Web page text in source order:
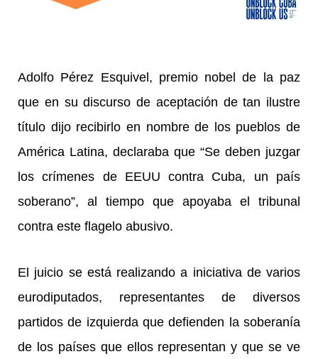
Adolfo Pérez Esquivel, premio nobel de la paz
que en su discurso de aceptación de tan ilustre
título dijo recibirlo en nombre de los pueblos de
América Latina, declaraba que “Se deben juzgar
los crímenes de EEUU contra Cuba, un país
soberano”, al tiempo que apoyaba el tribunal
contra este flagelo abusivo.
El juicio se está realizando a iniciativa de varios
eurodiputados, representantes de diversos
partidos de izquierda que defienden la soberanía
de los países que ellos representan y que se ve